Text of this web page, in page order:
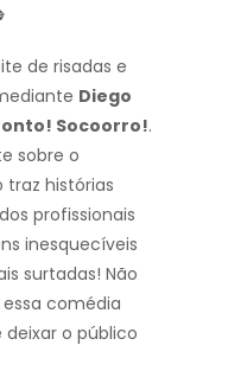
de risadas e
Diego
Socoorro!.
sobre o
traz histórias
profissionais
inesquecíveis
surtadas! Não
comédia
o público